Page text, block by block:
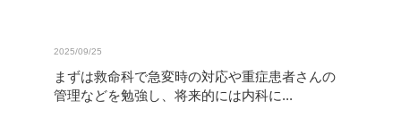
2025/09/25
まずは救命科で急変時の対応や重症患者さんの
管理などを勉強し、将来的には内科に...